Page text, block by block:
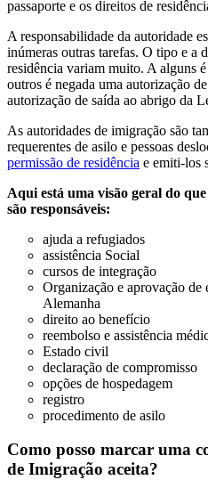
passaporte e os direitos de
A responsabilidade da autoridade
inúmeras outras tarefas. O tipo e a
residência variam muito. A alguns
outros é negada uma autorização
autorização de saída ao abrigo da
As autoridades de imigração são
requerentes de asilo e pessoas
permissão de residência e emiti-los
Aqui está uma visão geral do
são responsáveis:
ajuda a refugiados
assistência Social
cursos de integração
Organização e aprovação de
Alemanha
direito ao benefício
reembolso e assistência
Estado civil
declaração de compromisso
opções de hospedagem
registro
procedimento de asilo
Como posso marcar uma
de Imigração aceita?